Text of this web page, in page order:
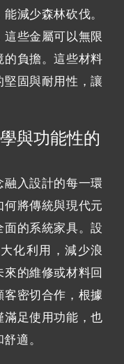
減少森林砍伐。
些金屬可以無限
的負擔。這些材料
固與耐用性，讓
與功能性的
入設計的每一環
將傳統與現代元
的系統家具。設
化利用，減少浪
的維修或材料回
密切合作，根據
足使用功能，也
適。